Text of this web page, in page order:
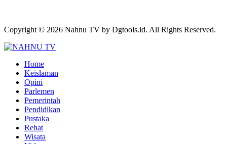
Copyright © 2026 Nahnu TV by Dgtools.id. All Rights Reserved.
Home
Keislaman
Opini
Parlemen
Pemerintah
Pendidikan
Pustaka
Rehat
Wisata